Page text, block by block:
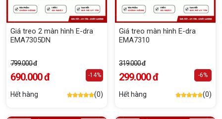
Giá treo 2 màn hình E-dra
EMA7305DN
799.000 đ
690.000 đ -14%
Hết hàng (0)
Giá treo màn hình E-dra
EMA7310
319.000 đ
299.000 đ -6%
Hết hàng (0)